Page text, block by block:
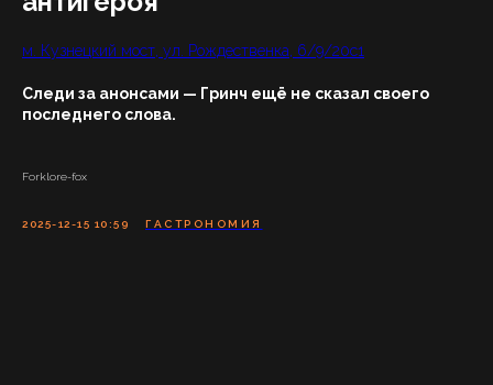
м. Кузнецкий мост, ул. Рождественка, 6/9/20с1
Следи за анонсами — Гринч ещё не сказал своего
последнего слова.
Forklore-fox
2025-12-15 10:59 ГАСТРОНОМИЯ